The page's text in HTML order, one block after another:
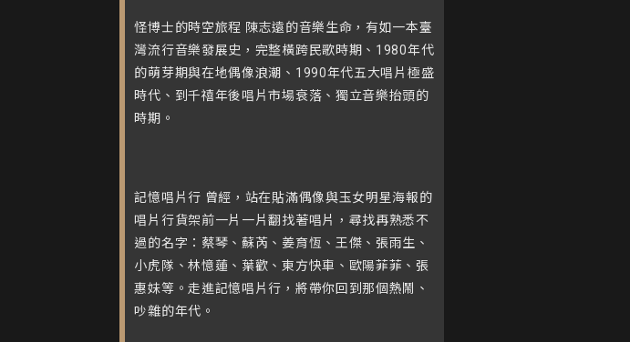
怪博士的時空旅程 陳志遠的音樂生命，有如一本臺
灣流行音樂發展史，完整橫跨民歌時期、1980年代
的萌芽期與在地偶像浪潮、1990年代五大唱片極盛
時代、到千禧年後唱片市場衰落、獨立音樂抬頭的
時期。
記憶唱片行 曾經，站在貼滿偶像與玉女明星海報的
唱片行貨架前一片一片翻找著唱片，尋找再熟悉不
過的名字：蔡琴、蘇芮、姜育恆、王傑、張雨生、
小虎隊、林憶蓮、葉歡、東方快車、歐陽菲菲、張
惠妹等。走進記憶唱片行，將帶你回到那個熱鬧、
吵雜的年代。